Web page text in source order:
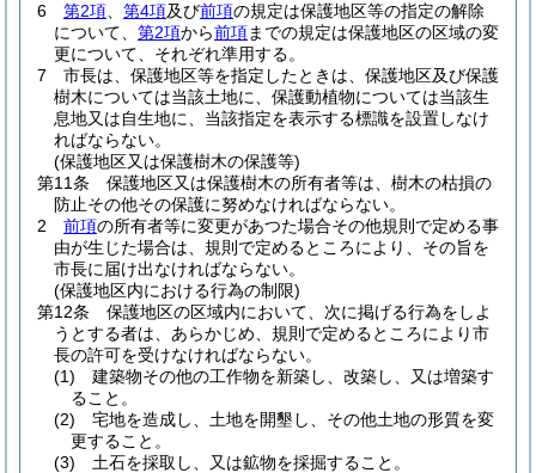
6
第2項 第4項及び前項の規定は保護地区等の指定の解除
について、 第2項から前項までの規定は保護地区の区域の変
更について、それぞれ準用する。
7
市長は、保護地区等を指定したときは、保護地区及び保護
樹木については当該土地に、保護動植物については当該生
息地又は自生地に、当該指定を表示する標識を設置しなけ
ればならない。
(保護地区又は保護樹木の保護等)
第11条
保護地区又は保護樹木の所有者等は、樹木の枯損の
防止その他その保護に努めなければならない。
2
前項の所有者等に変更があつた場合その他規則で定める事
由が生じた場合は、規則で定めるところにより、その旨を
市長に届け出なければならない。
(保護地区内における行為の制限)
第12条
保護地区の区域内において、次に掲げる行為をしよ
うとする者は、あらかじめ、規則で定めるところにより市
長の許可を受けなければならない。
(1)
建築物その他の工作物を新築し、改築し、又は増築す
ること。
(2)
宅地を造成し、土地を開墾し、その他土地の形質を変
更すること。
(3)
土石を採取し、又は鉱物を採掘すること。